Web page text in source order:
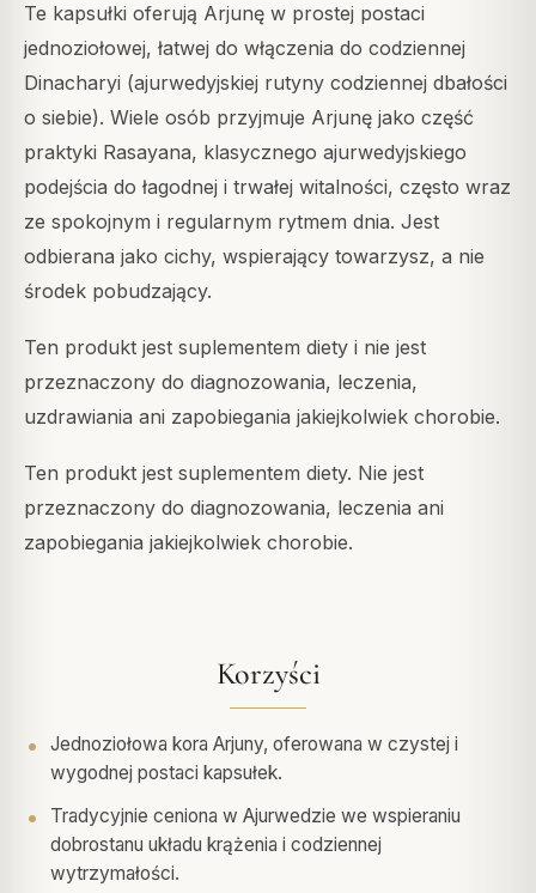
Te kapsułki oferują Arjunę w prostej postaci
jednoziołowej, łatwej do włączenia do codziennej
Dinacharyi (ajurwedyjskiej rutyny codziennej dbałości
o siebie). Wiele osób przyjmuje Arjunę jako część
praktyki Rasayana, klasycznego ajurwedyjskiego
podejścia do łagodnej i trwałej witalności, często wraz
ze spokojnym i regularnym rytmem dnia. Jest
odbierana jako cichy, wspierający towarzysz, a nie
środek pobudzający.
Ten produkt jest suplementem diety i nie jest
przeznaczony do diagnozowania, leczenia,
uzdrawiania ani zapobiegania jakiejkolwiek chorobie.
Ten produkt jest suplementem diety. Nie jest
przeznaczony do diagnozowania, leczenia ani
zapobiegania jakiejkolwiek chorobie.
Korzyści
Jednoziołowa kora Arjuny, oferowana w czystej i
wygodnej postaci kapsułek.
Tradycyjnie ceniona w Ajurwedzie we wspieraniu
dobrostanu układu krążenia i codziennej
wytrzymałości.